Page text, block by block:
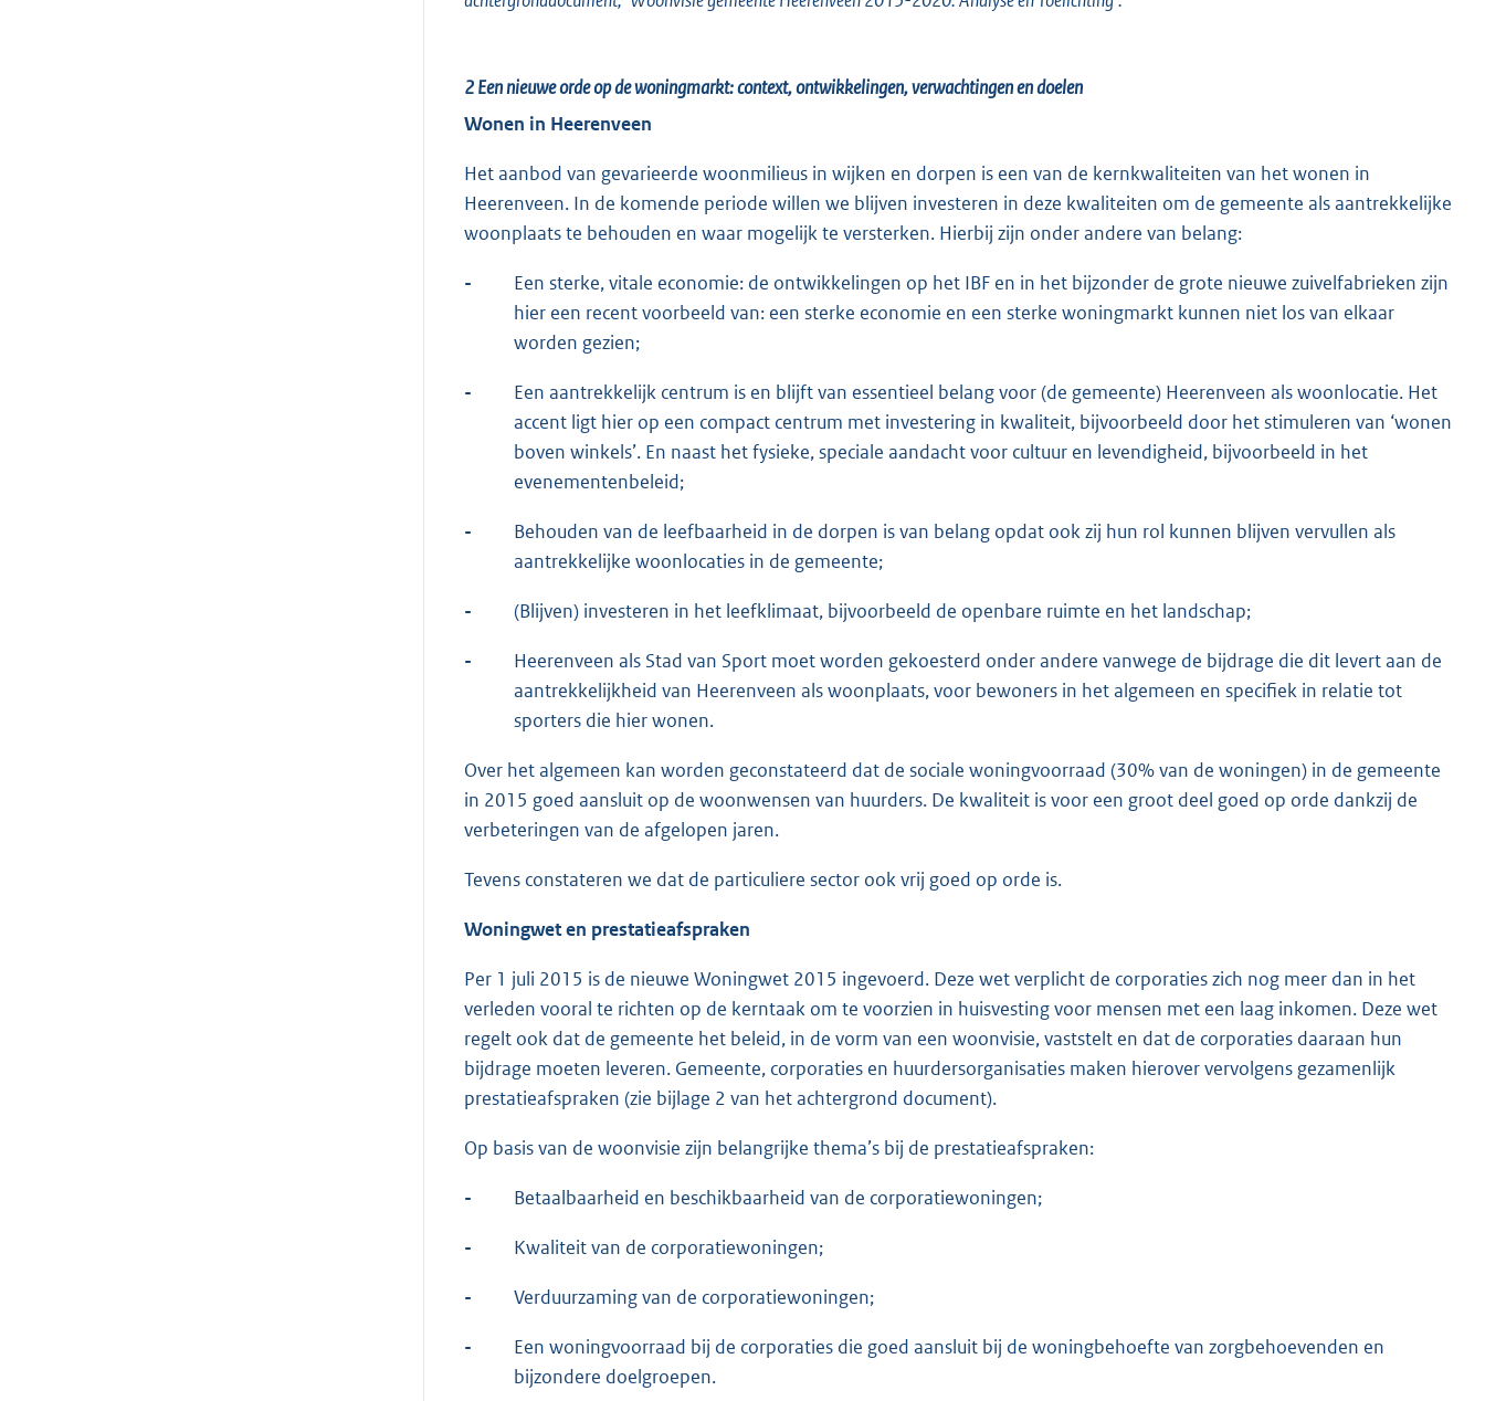
2Een nieuwe orde op de woningmarkt: context, ontwikkelingen, verwachtingen en doelen
Wonen in Heerenveen
Het aanbod van gevarieerde woonmilieus in wijken en dorpen is een van de kernkwaliteiten van het wonen in
Heerenveen. In de komende periode willen we blijven investeren in deze kwaliteiten om de gemeente als aantrekkelijke
woonplaats te behouden en waar mogelijk te versterken. Hierbij zijn onder andere van belang:
-
Een sterke, vitale economie: de ontwikkelingen op het IBF en in het bijzonder de grote nieuwe zuivelfabrieken zijn
hier een recent voorbeeld van: een sterke economie en een sterke woningmarkt kunnen niet los van elkaar
worden gezien;
-
Een aantrekkelijk centrum is en blijft van essentieel belang voor (de gemeente) Heerenveen als woonlocatie. Het
accent ligt hier op een compact centrum met investering in kwaliteit, bijvoorbeeld door het stimuleren van ‘wonen
boven winkels’. En naast het fysieke, speciale aandacht voor cultuur en levendigheid, bijvoorbeeld in het
evenementenbeleid;
-
Behouden van de leefbaarheid in de dorpen is van belang opdat ook zij hun rol kunnen blijven vervullen als
aantrekkelijke woonlocaties in de gemeente;
- (Blijven) investeren in het leefklimaat, bijvoorbeeld de openbare ruimte en het landschap;
-
Heerenveen als Stad van Sport moet worden gekoesterd onder andere vanwege de bijdrage die dit levert aan de
aantrekkelijkheid van Heerenveen als woonplaats, voor bewoners in het algemeen en specifiek in relatie tot
sporters die hier wonen.
Over het algemeen kan worden geconstateerd dat de sociale woningvoorraad (30% van de woningen) in de gemeente
in 2015 goed aansluit op de woonwensen van huurders. De kwaliteit is voor een groot deel goed op orde dankzij de
verbeteringen van de afgelopen jaren.
Tevens constateren we dat de particuliere sector ook vrij goed op orde is.
Woningwet en prestatieafspraken
Per 1 juli 2015 is de nieuwe Woningwet 2015 ingevoerd. Deze wet verplicht de corporaties zich nog meer dan in het
verleden vooral te richten op de kerntaak om te voorzien in huisvesting voor mensen met een laag inkomen. Deze wet
regelt ook dat de gemeente het beleid, in de vorm van een woonvisie, vaststelt en dat de corporaties daaraan hun
bijdrage moeten leveren. Gemeente, corporaties en huurdersorganisaties maken hierover vervolgens gezamenlijk
prestatieafspraken (zie bijlage 2 van het achtergrond document).
Op basis van de woonvisie zijn belangrijke thema’s bij de prestatieafspraken:
- Betaalbaarheid en beschikbaarheid van de corporatiewoningen;
- Kwaliteit van de corporatiewoningen;
- Verduurzaming van de corporatiewoningen;
-
Een woningvoorraad bij de corporaties die goed aansluit bij de woningbehoefte van zorgbehoevenden en
bijzondere doelgroepen.